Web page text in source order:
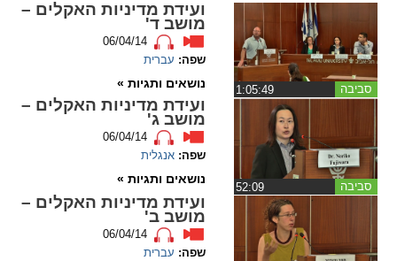
גופנים
remove_circle_outline
Decrease font
Increase font
spellcheck
גופן קריא
ניגודיות צבעים
סביבה
ועידת מדיניות האקלים –
מושב ד'
06/04/14
שפה: עברית
נושאים ותגיות »
סביבה
ועידת מדיניות האקלים –
מושב ג'
06/04/14
שפה: אנגלית
נושאים ותגיות »
ועידת מדיניות האקלים –
מושב ב'
06/04/14
שפה: עברית